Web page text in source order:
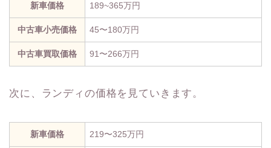
新車価格 189~365万円
中古車小売価格 45〜180万円
中古車買取価格 91〜266万円
次に、ランディの価格を見ていきます。
新車価格 219〜325万円